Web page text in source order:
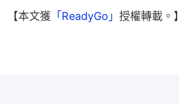
【本文獲 「ReadyGo」 授權轉載。】